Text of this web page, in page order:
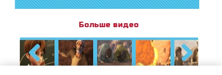
Больше видео
Previous Next